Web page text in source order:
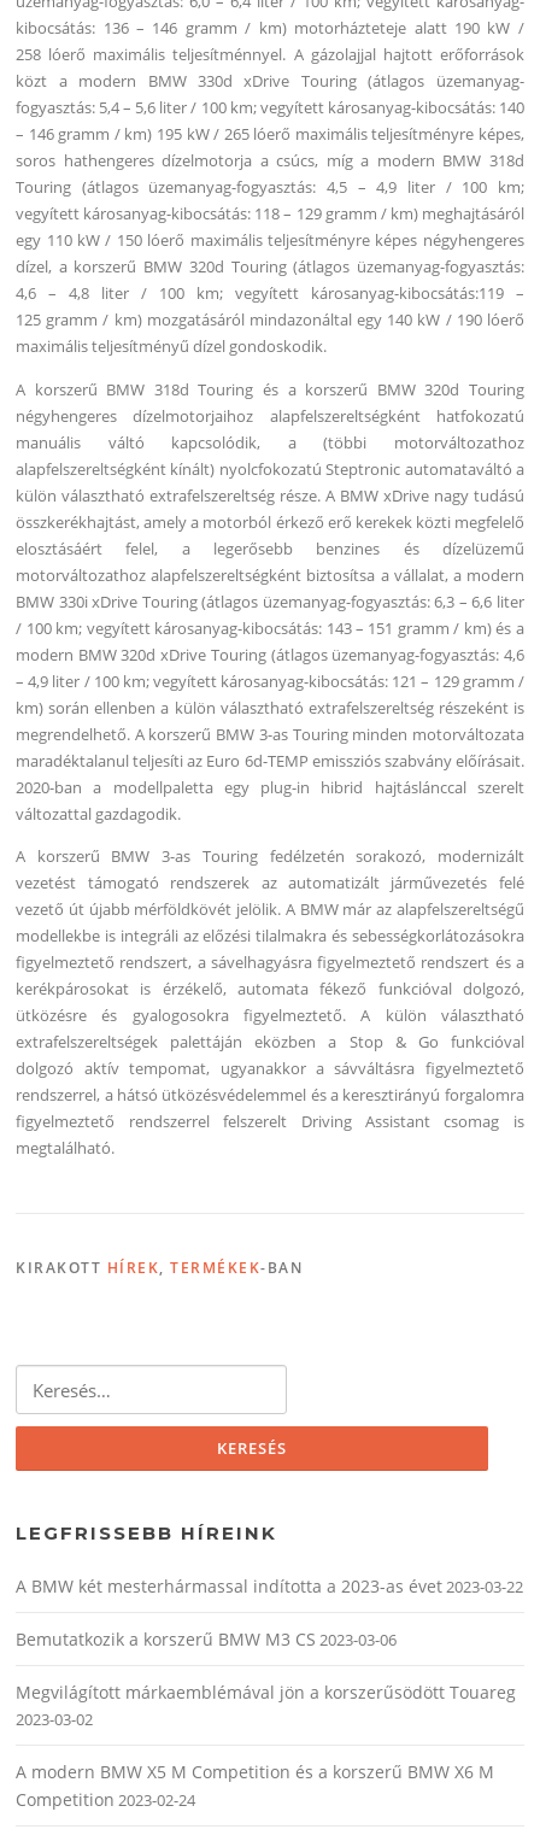
kibocsátás: 136 – 146 gramm / km) motorházteteje alatt 190 kW /
258 lóerő maximális teljesítménnyel. A gázolajjal hajtott erőforrások
közt a modern BMW 330d xDrive Touring (átlagos üzemanyag-
fogyasztás: 5,4 – 5,6 liter / 100 km; vegyített károsanyag-kibocsátás: 140
– 146 gramm / km) 195 kW / 265 lóerő maximális teljesítményre képes,
soros hathengeres dízelmotorja a csúcs, míg a modern BMW 318d
Touring (átlagos üzemanyag-fogyasztás: 4,5 – 4,9 liter / 100 km;
vegyített károsanyag-kibocsátás: 118 – 129 gramm / km) meghajtásáról
egy 110 kW / 150 lóerő maximális teljesítményre képes négyhengeres
dízel, a korszerű BMW 320d Touring (átlagos üzemanyag-fogyasztás:
4,6 – 4,8 liter / 100 km; vegyített károsanyag-kibocsátás:119 –
125 gramm / km) mozgatásáról mindazonáltal egy 140 kW / 190 lóerő
maximális teljesítményű dízel gondoskodik.
A korszerű BMW 318d Touring és a korszerű BMW 320d Touring
négyhengeres dízelmotorjaihoz alapfelszereltségként hatfokozatú
manuális váltó kapcsolódik, a (többi motorváltozathoz
alapfelszereltségként kínált) nyolcfokozatú Steptronic automataváltó a
külön választható extrafelszereltség része. A BMW xDrive nagy tudású
összkerékhajtást, amely a motorból érkező erő kerekek közti megfelelő
elosztásáért felel, a legerősebb benzines és dízelüzemű
motorváltozathoz alapfelszereltségként biztosítsa a vállalat, a modern
BMW 330i xDrive Touring (átlagos üzemanyag-fogyasztás: 6,3 – 6,6 liter
/ 100 km; vegyített károsanyag-kibocsátás: 143 – 151 gramm / km) és a
modern BMW 320d xDrive Touring (átlagos üzemanyag-fogyasztás: 4,6
– 4,9 liter / 100 km; vegyített károsanyag-kibocsátás: 121 – 129 gramm /
km) során ellenben a külön választható extrafelszereltség részeként is
megrendelhető. A korszerű BMW 3-as Touring minden motorváltozata
maradéktalanul teljesíti az Euro 6d-TEMP emissziós szabvány előírásait.
2020-ban a modellpaletta egy plug-in hibrid hajtáslánccal szerelt
változattal gazdagodik.
A korszerű BMW 3-as Touring fedélzetén sorakozó, modernizált
vezetést támogató rendszerek az automatizált járművezetés felé
vezető út újabb mérföldkövét jelölik. A BMW már az alapfelszereltségű
modellekbe is integráli az előzési tilalmakra és sebességkorlátozásokra
figyelmeztető rendszert, a sávelhagyásra figyelmeztető rendszert és a
kerékpárosokat is érzékelő, automata fékező funkcióval dolgozó,
ütközésre és gyalogosokra figyelmeztető. A külön választható
extrafelszereltségek palettáján eközben a Stop & Go funkcióval
dolgozó aktív tempomat, ugyanakkor a sávváltásra figyelmeztető
rendszerrel, a hátsó ütközésvédelemmel és a keresztirányú forgalomra
figyelmeztető rendszerrel felszerelt Driving Assistant csomag is
megtalálható.
KIRAKOTT HÍREK,TERMÉKEK-BAN
LEGFRISSEBB HÍREINK
A BMW két mesterhármassal indította a 2023-as évet2023-03-22
Bemutatkozik a korszerű BMW M3 CS 2023-03-06
Megvilágított márkaemblémával jön a korszerűsödött Touareg
2023-03-02
A modern BMW X5 M Competition és a korszerű BMW X6 M
Competition 2023-02-24